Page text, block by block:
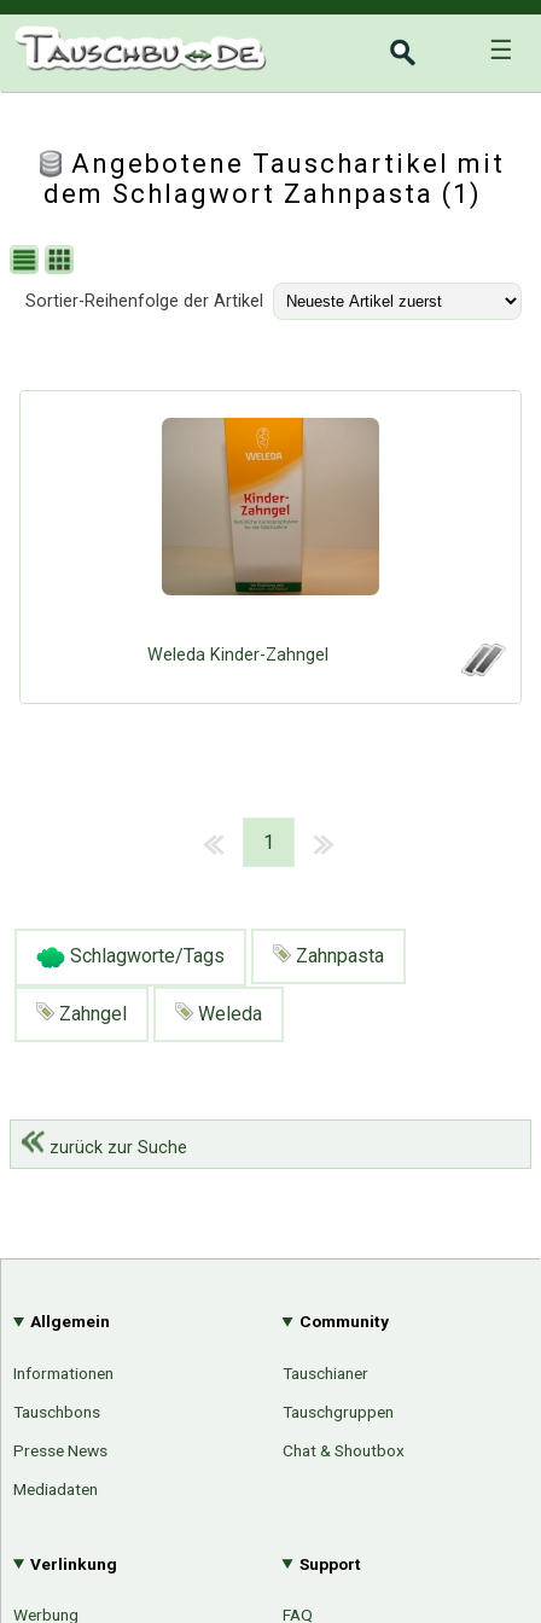
☰
Angebotene Tauschartikel mit
dem Schlagwort Zahnpasta (1)
Sortier-Reihenfolge der Artikel
Weleda Kinder-Zahngel
1
Schlagworte/Tags Zahnpasta
Zahngel Weleda
zurück zur Suche
Allgemein
Informationen
Tauschbons
Presse News
Mediadaten
Community
Tauschianer
Tauschgruppen
Chat & Shoutbox
Verlinkung
Werbung
Support
FAQ